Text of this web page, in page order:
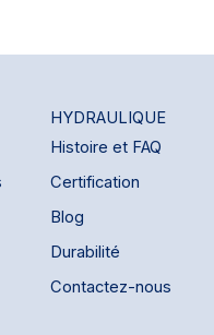
HYDRAULIQUE
Histoire et FAQ
Certification
Blog
Durabilité
Contactez-nous